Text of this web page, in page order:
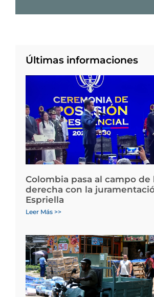
Últimas informaciones
Colombia pasa al campo de
derecha con la
Espriella
Leer Más >>